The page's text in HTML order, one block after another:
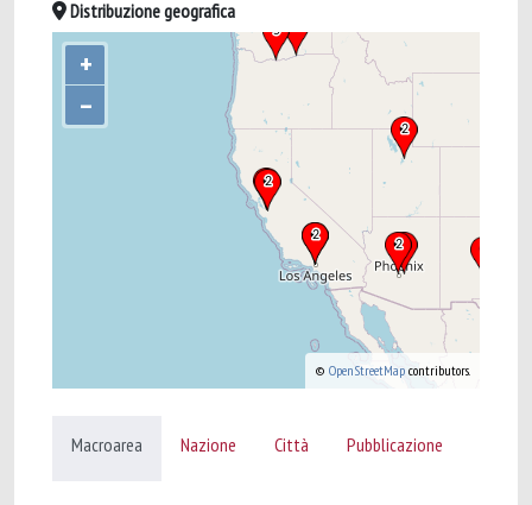
Distribuzione geografica
+
–
© OpenStreetMap contributors.
Macroarea Nazione Città Pubblicazione